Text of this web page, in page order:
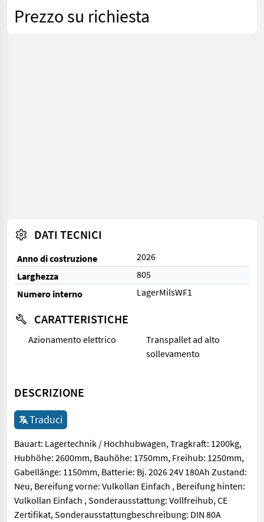
Prezzo su richiesta
DATI TECNICI
Anno di costruzione
2026
Larghezza
805
Numero interno
LagerMilsWF1
CARATTERISTICHE
Azionamento elettrico
Transpallet ad alto
sollevamento
DESCRIZIONE
Traduci
Bauart: Lagertechnik / Hochhubwagen, Tragkraft: 1200kg,
Hubhöhe: 2600mm, Bauhöhe: 1750mm, Freihub: 1250mm,
Gabellänge: 1150mm, Batterie: Bj. 2026 24V 180Ah Zustand:
Neu, Bereifung vorne: Vulkollan Einfach , Bereifung hinten:
Vulkollan Einfach , Sonderausstattung: Vollfreihub, CE
Zertifikat, Sonderausstattungbeschreibung: DIN 80A